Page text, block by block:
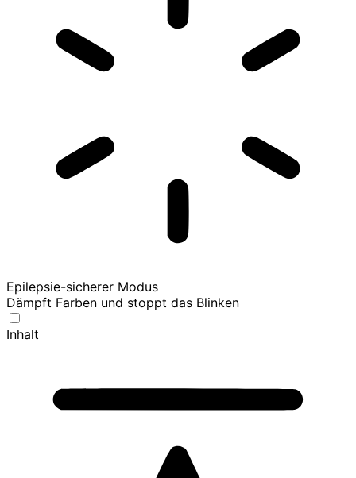
Epilepsie-sicherer Modus
Dämpft Farben und stoppt das Blinken
Inhalt